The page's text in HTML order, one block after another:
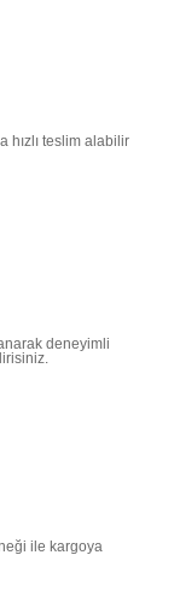
hızlı teslim alabilir
deneyimli
ile kargoya